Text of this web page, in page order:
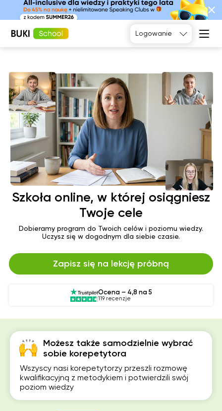
Matematyka
Fizyka
Język polski
Chemia
Biologia
francuski
niemiecki
Język
hiszpański
Logowanie
Możesz także samodzielnie wybrać
sobie korepetytora
Wszyscy nasi korepetytorzy przeszli rozmowę
kwalifikacyjną z metodykiem i potwierdzili swój
poziom wiedzy
Szkoła online, w której osiągniesz
Twoje cele
Dobieramy program do Twoich celów i poziomu wiedzy.
Uczysz się w dogodnym dla siebie czasie.
Zapisz się na lekcję próbną
Ocena – 4,8 na 5
119 recenzje
Tak, poproszę